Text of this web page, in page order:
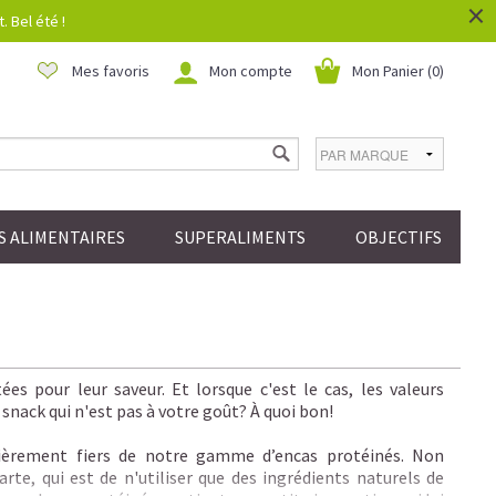
Bel été ! ×
Mon Panier (0)
Mon compte
Mes favoris
ALIMENTAIRES SUPERALIMENTS OBJECTIFS
pour leur saveur. Et lorsque c'est le cas, les valeurs
qui n'est pas à votre goût? À quoi bon!
fiers de notre gamme d’encas protéinés. Non
qui est de n'utiliser que des ingrédients naturels de